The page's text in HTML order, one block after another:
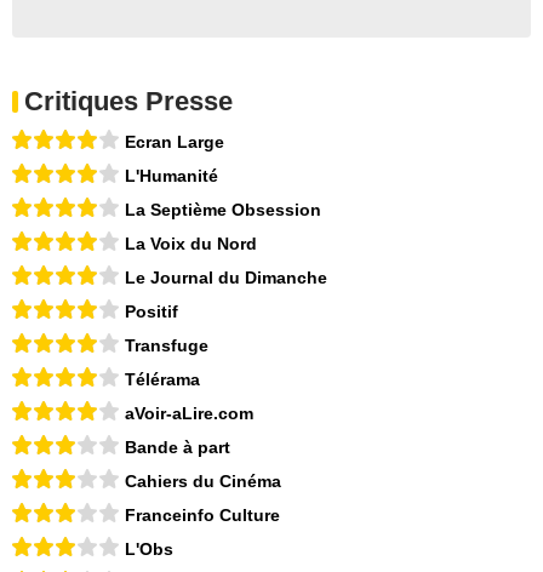
Critiques Presse
Ecran Large
L'Humanité
La Septième Obsession
La Voix du Nord
Le Journal du Dimanche
Positif
Transfuge
Télérama
aVoir-aLire.com
Bande à part
Cahiers du Cinéma
Franceinfo Culture
L'Obs